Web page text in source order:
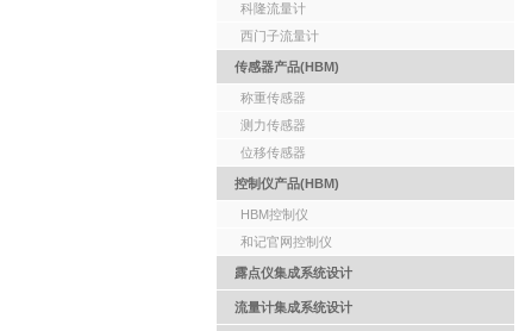
科隆流量计
西门子流量计
传感器产品(HBM)
称重传感器
测力传感器
位移传感器
控制仪产品(HBM)
HBM控制仪
和记官网控制仪
露点仪集成系统设计
流量计集成系统设计